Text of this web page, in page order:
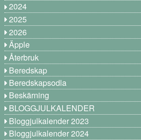
2024
2025
2026
Äpple
Återbruk
Beredskap
Beredskapsodla
Beskärning
BLOGGJULKALENDER
Bloggjulkalender 2023
Bloggjulkalender 2024